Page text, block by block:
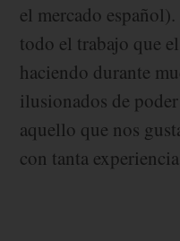
el mercado
todo el trabajo que
haciendo durante
ilusionados de
aquello que nos
con tanta